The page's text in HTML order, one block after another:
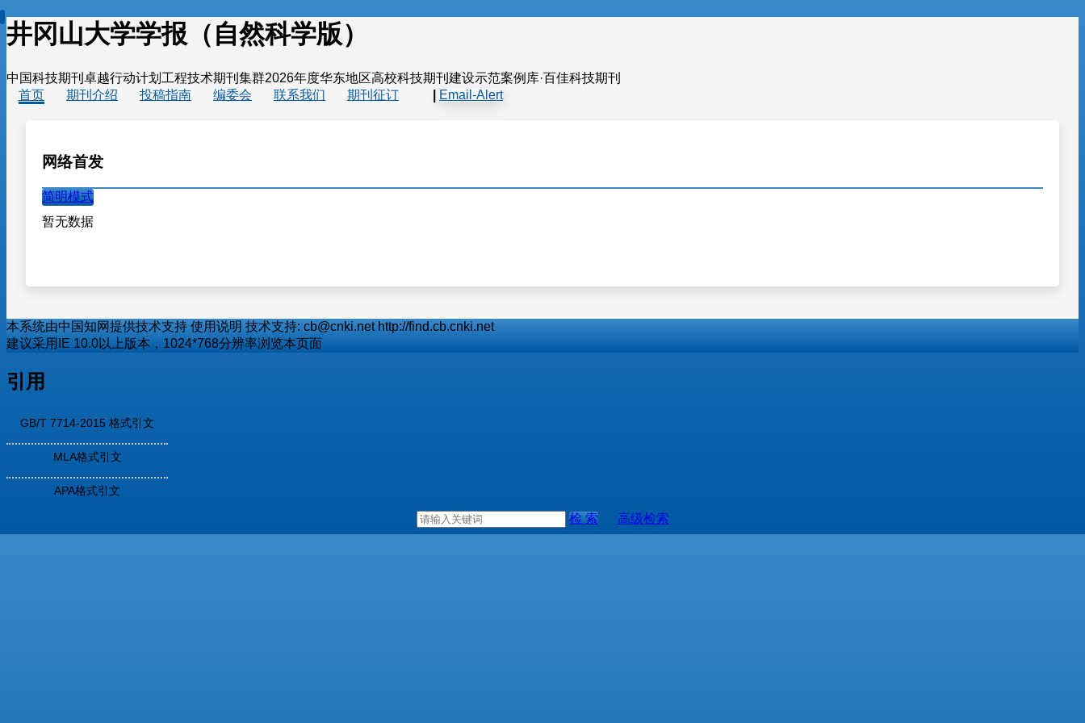
井冈山大学学报（自然科学版）
中国科技期刊卓越行动计划工程技术期刊集群2026年度华东地区高校科技期刊建设示范案例库·百佳科技期刊
首页
期刊介绍 投稿指南 编委会 联系我们 期刊征订 Email-Alert
网络首发
简明模式
暂无数据
本系统由中国知网提供技术支持 使用说明 技术支持: cb@cnki.net http://find.cb.cnki.net
建议采用IE 10.0以上版本，1024*768分辨率浏览本页面
引用
GB/T 7714-2015 格式引文
MLA格式引文
APA格式引文
检 索 高级检索